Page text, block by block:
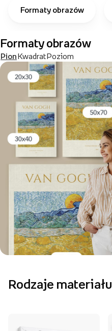
Formaty obrazów
Formaty obrazów
PionKwadratPoziom
Rodzaje materiału